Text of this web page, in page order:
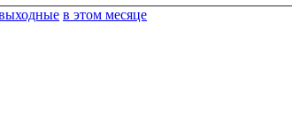
в этом месяце